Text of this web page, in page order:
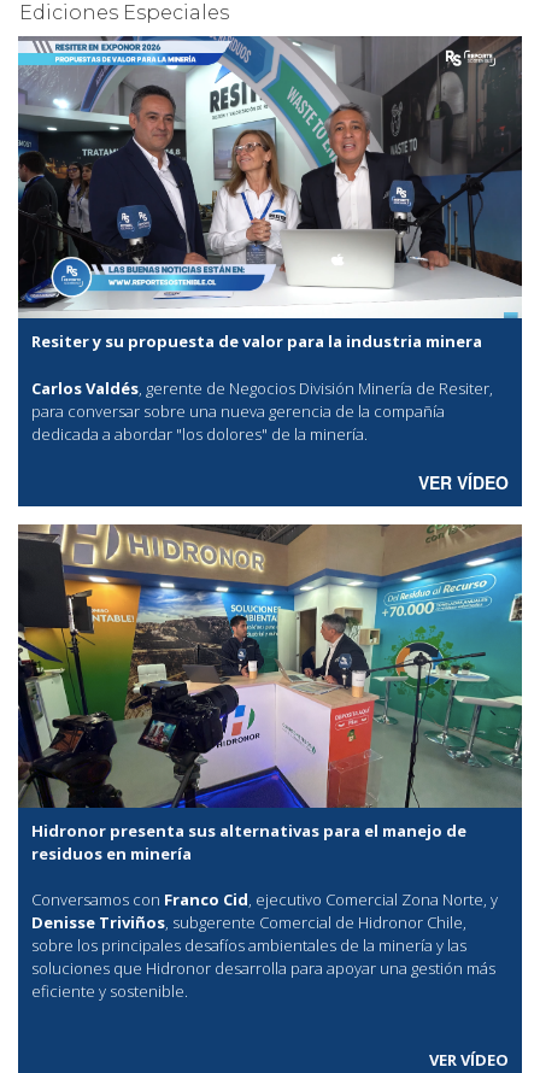
Ediciones Especiales
Resiter y su propuesta de valor para la industria minera
Carlos Valdés, gerente de Negocios División Minería de Resiter,
para conversar sobre una nueva gerencia de la compañía
dedicada a abordar "los dolores" de la minería.
VER VÍDEO
Hidronor presenta sus alternativas para el manejo de
residuos en minería
Conversamos con Franco Cid, ejecutivo Comercial Zona Norte, y
Denisse Triviños, subgerente Comercial de Hidronor Chile,
sobre los principales desafíos ambientales de la minería y las
soluciones que Hidronor desarrolla para apoyar una gestión más
eficiente y sostenible.
VER VÍDEO